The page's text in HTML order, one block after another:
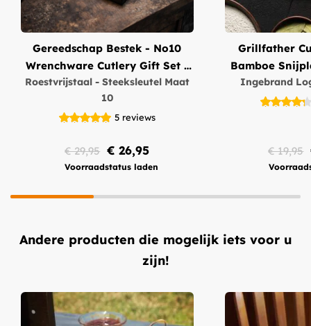
Gereedschap Bestek - No10
Wrenchware Cutlery Gift Set -
3 Delige Set
Roestvrijstaal - Steeksleutel Maat
10
5 reviews
€ 26,95
€ 29,95
Voorraadstatus laden
Grillfather
Ingebrand
€ 19,95
Andere producten die mogelijk iets voor u
zijn!